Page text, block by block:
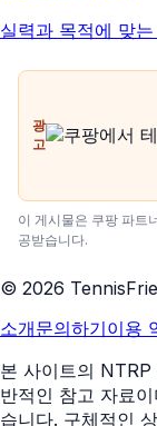
실력과 목적에 맞
광
고
이 게시물은 쿠팡 파트
공받습니다.
© 2026
소개문의하기이용
본 사이트의
반적인 참고 자료
습니다. 구체적인